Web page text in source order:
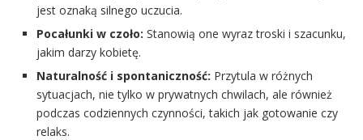
jest oznaką silnego uczucia.
Pocałunki w czoło: Stanowią one wyraz troski i szacunku,
jakim darzy kobietę.
Naturalność i spontaniczność: Przytula w różnych
sytuacjach, nie tylko w prywatnych chwilach, ale również
podczas codziennych czynności, takich jak gotowanie czy
relaks.